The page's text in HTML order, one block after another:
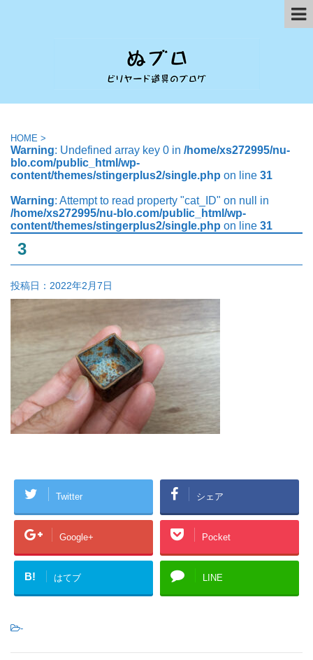
HOME >
Warning: Undefined array key 0 in /home/xs272995/nu-
blo.com/public_html/wp-
content/themes/stingerplus2/single.php on line 31
Warning: Attempt to read property "cat_ID" on null in
/home/xs272995/nu-blo.com/public_html/wp-
content/themes/stingerplus2/single.php on line 31
3
投稿日： 2022年2月7日
Twitter シェア
Google+ Pocket
B! はてブ LINE
-